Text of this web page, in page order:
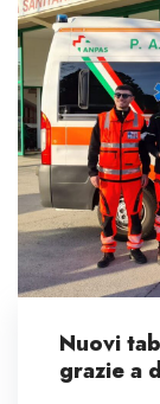
Nuovi
grazie a